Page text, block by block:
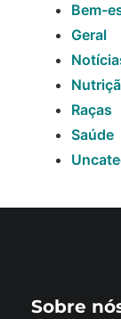
Bem-
Geral
Raças
Saúde
Sobre